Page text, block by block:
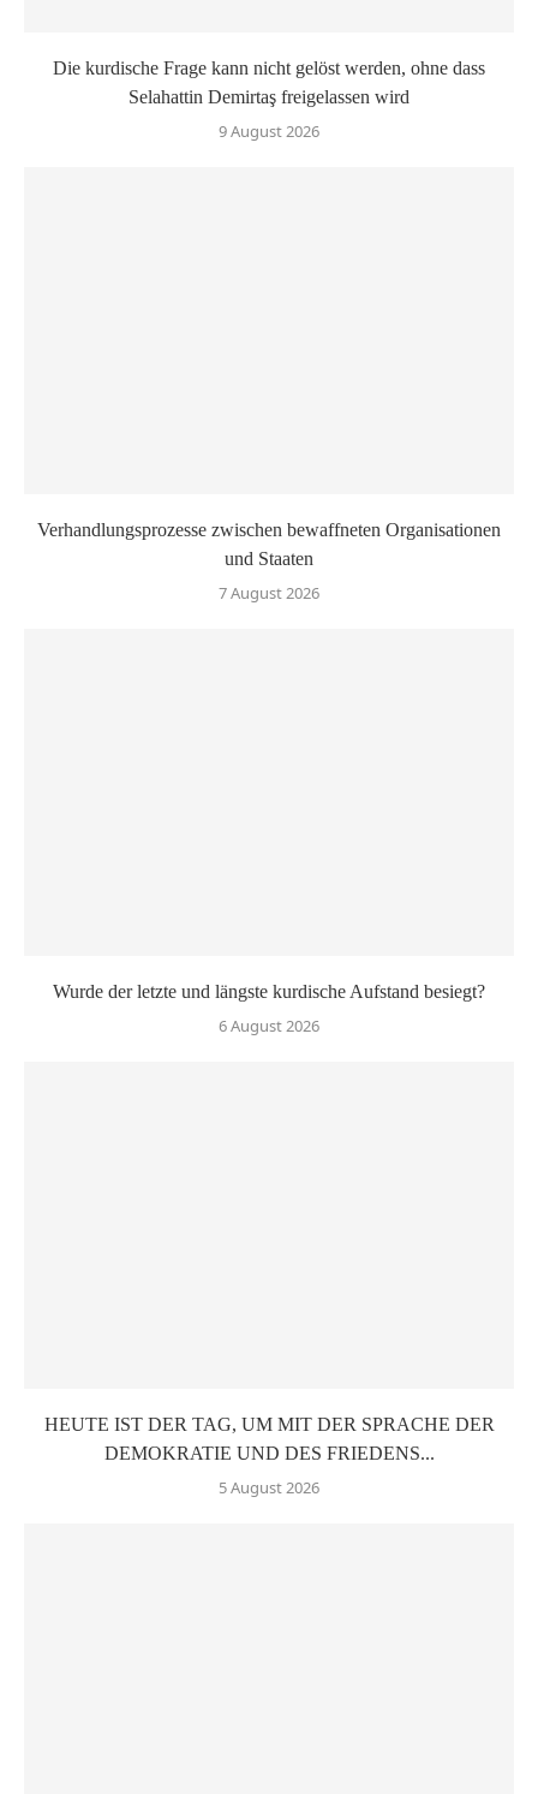
Die kurdische Frage kann nicht gelöst werden, ohne dass
Selahattin Demirtaş freigelassen wird
9 August 2026
Verhandlungsprozesse zwischen bewaffneten Organisationen
und Staaten
7 August 2026
Wurde der letzte und längste kurdische Aufstand besiegt?
6 August 2026
HEUTE IST DER TAG, UM MIT DER SPRACHE DER
DEMOKRATIE UND DES FRIEDENS...
5 August 2026